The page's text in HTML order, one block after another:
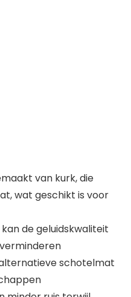
van kurk, die
wat geschikt is voor
de geluidskwaliteit
schotelmat